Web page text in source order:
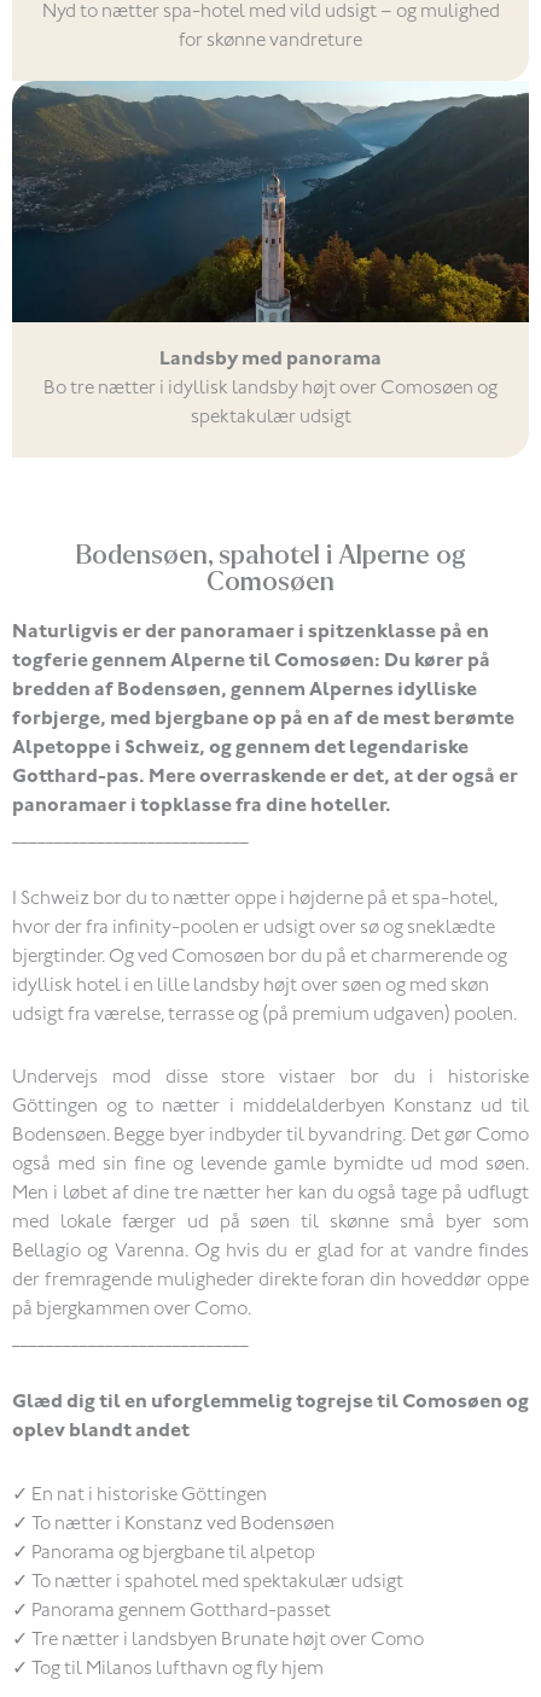
Nyd to nætter spa-hotel med vild udsigt – og mulighed
for skønne vandreture
Landsby med panorama
Bo tre nætter i idyllisk landsby højt over Comosøen og
spektakulær udsigt
Bodensøen, spahotel i Alperne og
Comosøen
Naturligvis er der panoramaer i spitzenklasse på en
togferie gennem Alperne til Comosøen: Du kører på
bredden af Bodensøen, gennem Alpernes idylliske
forbjerge, med bjergbane op på en af de mest berømte
Alpetoppe i Schweiz, og gennem det legendariske
Gotthard-pas. Mere overraskende er det, at der også er
panoramaer i topklasse fra dine hoteller.
I Schweiz bor du to nætter oppe i højderne på et spa-hotel,
hvor der fra infinity-poolen er udsigt over sø og sneklædte
bjergtinder. Og ved Comosøen bor du på et charmerende og
idyllisk hotel i en lille landsby højt over søen og med skøn
udsigt fra værelse, terrasse og (på premium udgaven) poolen.
Undervejs mod disse store vistaer bor du i historiske
Göttingen og to nætter i middelalderbyen Konstanz ud til
Bodensøen. Begge byer indbyder til byvandring. Det gør Como
også med sin fine og levende gamle bymidte ud mod søen.
Men i løbet af dine tre nætter her kan du også tage på udflugt
med lokale færger ud på søen til skønne små byer som
Bellagio og Varenna. Og hvis du er glad for at vandre findes
der fremragende muligheder direkte foran din hoveddør oppe
på bjergkammen over Como.
Glæd dig til en uforglemmelig togrejse til Comosøen og
oplev blandt andet
✓ En nat i historiske Göttingen
✓ To nætter i Konstanz ved Bodensøen
✓ Panorama og bjergbane til alpetop
✓ To nætter i spahotel med spektakulær udsigt
✓ Panorama gennem Gotthard-passet
✓ Tre nætter i landsbyen Brunate højt over Como
✓ Tog til Milanos lufthavn og fly hjem